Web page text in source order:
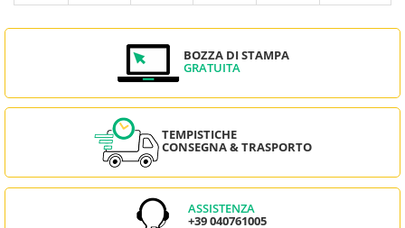
BOZZA DI STAMPA
GRATUITA
TEMPISTICHE
CONSEGNA & TRASPORTO
ASSISTENZA
+39 040761005